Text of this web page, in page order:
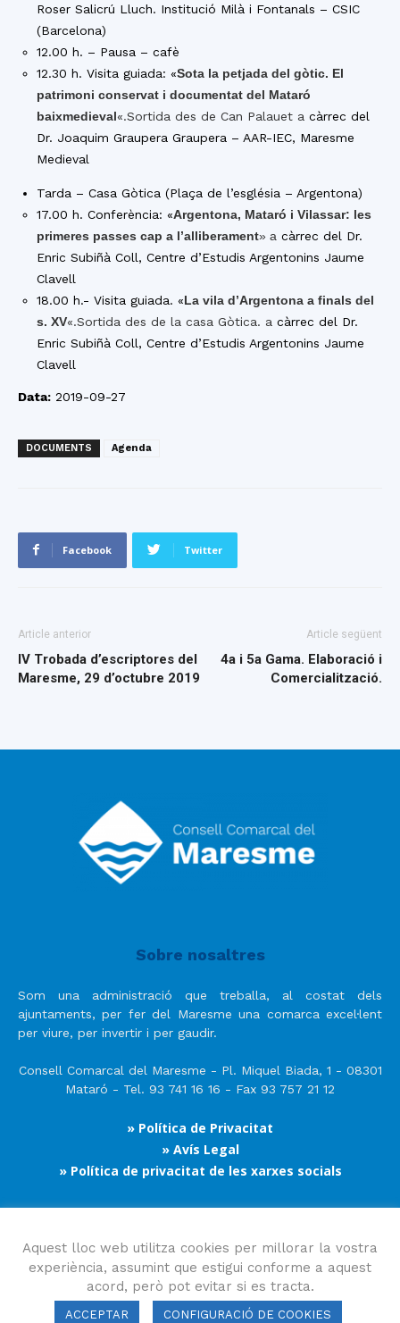
Roser Salicrú Lluch. Institució Milà i Fontanals – CSIC
(Barcelona)
12.00 h. – Pausa – cafè
12.30 h. Visita guiada: «Sota la petjada del gòtic. El
patrimoni conservat i documentat del Mataró
baixmedieval«.Sortida des de Can Palauet a càrrec del
Dr. Joaquim Graupera Graupera – AAR-IEC, Maresme
Medieval
Tarda – Casa Gòtica (Plaça de l’església – Argentona)
17.00 h. Conferència: «Argentona, Mataró i Vilassar: les
primeres passes cap a l’alliberament» a càrrec del Dr.
Enric Subiñà Coll, Centre d’Estudis Argentonins Jaume
Clavell
18.00 h.- Visita guiada. «La vila d’Argentona a finals del
s. XV«.Sortida des de la casa Gòtica. a càrrec del Dr.
Enric Subiñà Coll, Centre d’Estudis Argentonins Jaume
Clavell
Data: 2019-09-27
DOCUMENTS Agenda
Facebook Twitter
Article anterior
IV Trobada d’escriptores del
Maresme, 29 d’octubre 2019
Article següent
4a i 5a Gama. Elaboració i
Comercialització.
Sobre nosaltres
Som una administració que treballa, al costat dels
ajuntaments, per fer del Maresme una comarca excel·lent
per viure, per invertir i per gaudir.
Consell Comarcal del Maresme - Pl. Miquel Biada, 1 - 08301
Mataró - Tel. 93 741 16 16 - Fax 93 757 21 12
» Política de Privacitat
» Avís Legal
» Política de privacitat de les xarxes socials
Segueix-nos
Aquest lloc web utilitza cookies per millorar la vostra
experiència, assumint que estigui conforme a aquest
acord, però pot evitar si es tracta.
ACCEPTAR CONFIGURACIÓ DE COOKIES